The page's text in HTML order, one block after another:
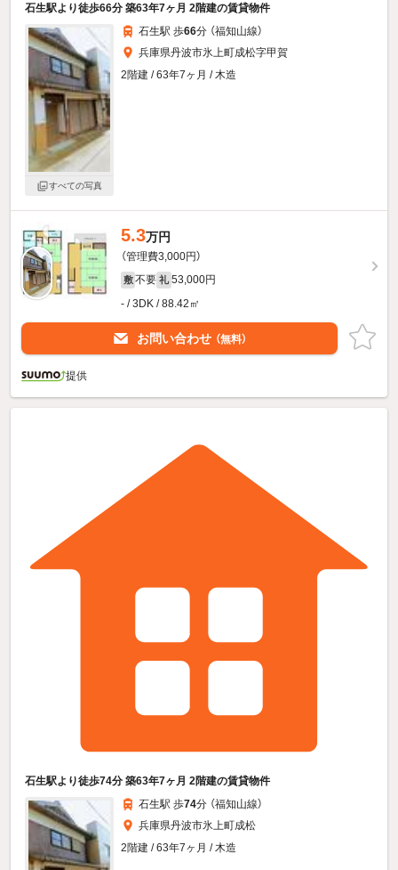
石生駅より徒歩66分 築63年7ヶ月 2階建の賃貸物件
すべての写真
石生駅 歩66分 （福知山線）
兵庫県丹波市氷上町成松字甲賀
2階建 / 63年7ヶ月 / 木造
5.3万円
（管理費3,000円）
敷 不要 礼 53,000円
- / 3DK / 88.42㎡
お問い合わせ （無料）
提供
石生駅より徒歩74分 築63年7ヶ月 2階建の賃貸物件
石生駅 歩74分 （福知山線）
兵庫県丹波市氷上町成松
2階建 / 63年7ヶ月 / 木造